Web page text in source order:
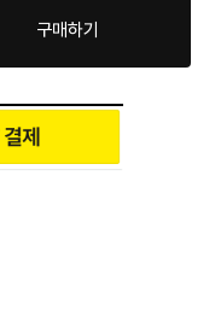
구매하기